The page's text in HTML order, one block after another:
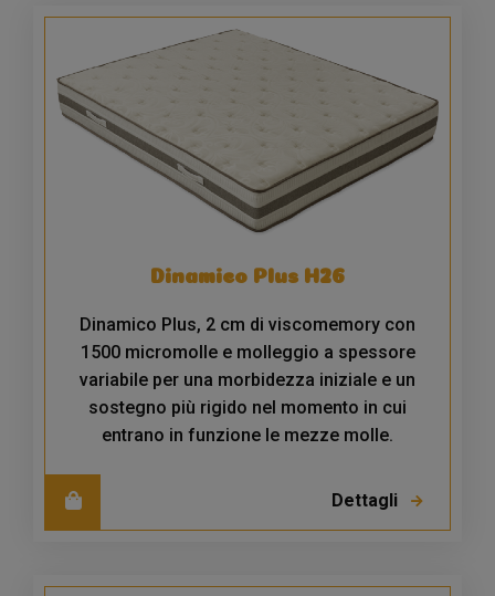
Dinamico Plus H26
Dinamico Plus, 2 cm di viscomemory con
1500 micromolle e molleggio a spessore
variabile per una morbidezza iniziale e un
sostegno più rigido nel momento in cui
entrano in funzione le mezze molle.
Dettagli